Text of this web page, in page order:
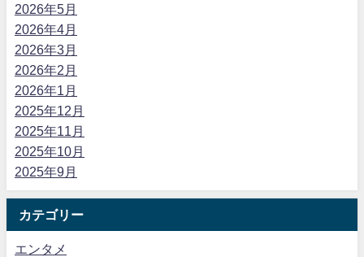
2026年5月
2026年4月
2026年3月
2026年2月
2026年1月
2025年12月
2025年11月
2025年10月
2025年9月
カテゴリー
エンタメ